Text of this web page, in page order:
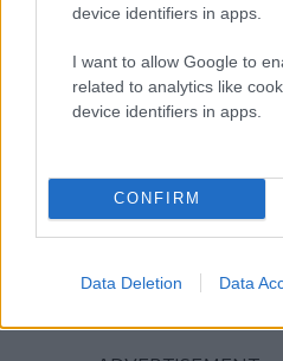
device identifiers in apps.
I want to allow Google to
related to analytics like
device identifiers in apps.
CONFIRM
Data Deletion Data